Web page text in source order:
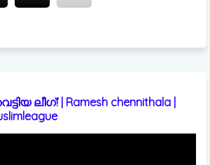
ലീഗ്! | Ramesh chennithala |